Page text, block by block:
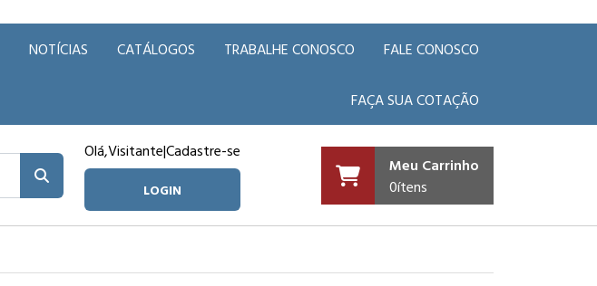
NOTÍCIAS CATÁLOGOS TRABALHE CONOSCO FALE CONOSCO
FAÇA SUA COTAÇÃO
Olá,Visitante|Cadastre-se
LOGIN
Meu Carrinho
0ítens